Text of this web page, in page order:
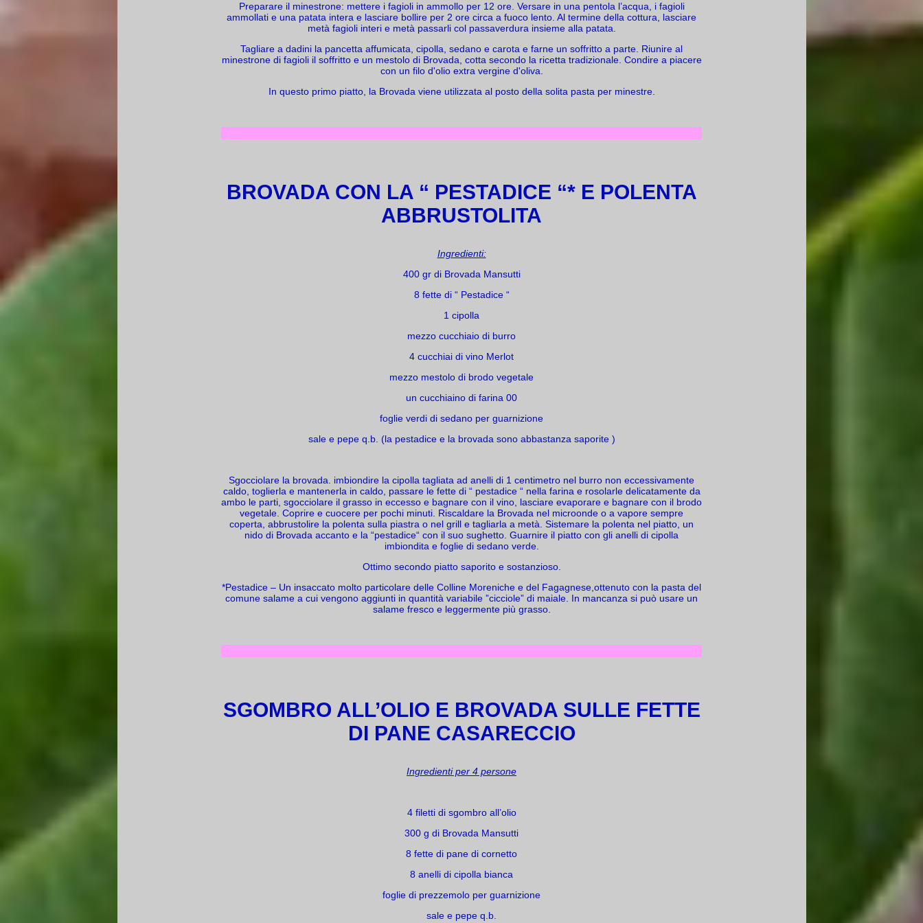
Preparare il minestrone: mettere i fagioli in ammollo per 12 ore. Versare in una pentola l’acqua, i fagioli
ammollati e una patata intera e lasciare bollire per 2 ore circa a fuoco lento. Al termine della cottura, lasciare
metà fagioli interi e metà passarli col passaverdura insieme alla patata.
Tagliare a dadini la pancetta affumicata, cipolla, sedano e carota e farne un soffritto a parte. Riunire al
minestrone di fagioli il soffritto e un mestolo di Brovada, cotta secondo la ricetta tradizionale. Condire a piacere
con un filo d'olio extra vergine d'oliva.
In questo primo piatto, la Brovada viene utilizzata al posto della solita pasta per minestre.
BROVADA CON LA “ PESTADICE “* E POLENTA
ABBRUSTOLITA
Ingredienti:
400 gr di Brovada Mansutti
8 fette di “ Pestadice “
1 cipolla
mezzo cucchiaio di burro
4 cucchiai di vino Merlot
mezzo mestolo di brodo vegetale
un cucchiaino di farina 00
foglie verdi di sedano per guarnizione
sale e pepe q.b. (la pestadice e la brovada sono abbastanza saporite )
Sgocciolare la brovada. imbiondire la cipolla tagliata ad anelli di 1 centimetro nel burro non eccessivamente
caldo, toglierla e mantenerla in caldo, passare le fette di “ pestadice “ nella farina e rosolarle delicatamente da
ambo le parti, sgocciolare il grasso in eccesso e bagnare con il vino, lasciare evaporare e bagnare con il brodo
vegetale. Coprire e cuocere per pochi minuti. Riscaldare la Brovada nel microonde o a vapore sempre
coperta, abbrustolire la polenta sulla piastra o nel grill e tagliarla a metà. Sistemare la polenta nel piatto, un
nido di Brovada accanto e la “pestadice“ con il suo sughetto. Guarnire il piatto con gli anelli di cipolla
imbiondita e foglie di sedano verde.
Ottimo secondo piatto saporito e sostanzioso.
*Pestadice – Un insaccato molto particolare delle Colline Moreniche e del Fagagnese,ottenuto con la pasta del
comune salame a cui vengono aggiunti in quantità variabile ”cicciole” di maiale. In mancanza si può usare un
salame fresco e leggermente più grasso.
SGOMBRO ALL’OLIO E BROVADA SULLE FETTE
DI PANE CASARECCIO
Ingredienti per 4 persone
4 filetti di sgombro all’olio
300 g di Brovada Mansutti
8 fette di pane di cornetto
8 anelli di cipolla bianca
foglie di prezzemolo per guarnizione
sale e pepe q.b.